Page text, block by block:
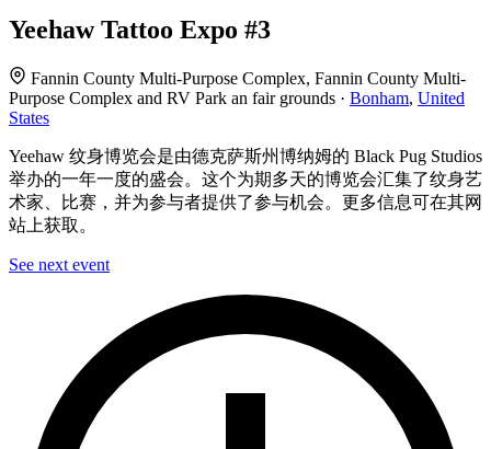
Yeehaw Tattoo Expo #3
Fannin County Multi-Purpose Complex, Fannin County Multi-
Purpose Complex and RV Park an fair grounds · Bonham, United
States
Yeehaw 纹身博览会是由德克萨斯州博纳姆的 Black Pug Studios
举办的一年一度的盛会。这个为期多天的博览会汇集了纹身艺
术家、比赛，并为参与者提供了参与机会。更多信息可在其网
站上获取。
See next event